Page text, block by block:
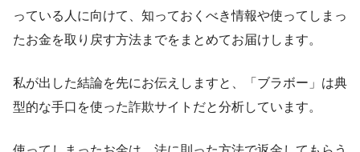
っている人に向けて、知っておくべき情報や使ってしまっ
たお金を取り戻す方法までをまとめてお届けします。
私が出した結論を先にお伝えしますと、「ブラボー」は典
型的な手口を使った詐欺サイトだと分析しています。